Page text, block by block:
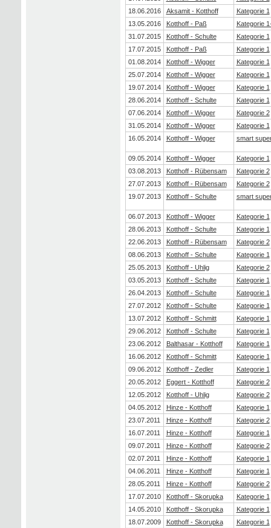
18.06.2016
Aksamit - Kotthoff
Kategorie 1
13.05.2016
Kotthoff - Paß
Kategorie
31.07.2015
Kotthoff - Schulte
Kategorie 1
17.07.2015
Kotthoff - Paß
Kategorie 1
01.08.2014
Kotthoff - Wigger
Kategorie 1
25.07.2014
Kotthoff - Wigger
Kategorie 1
19.07.2014
Kotthoff - Wigger
Kategorie 1
28.06.2014
Kotthoff - Schulte
Kategorie 1
07.06.2014
Kotthoff - Wigger
Kategorie 2
31.05.2014
Kotthoff - Wigger
Kategorie 1
16.05.2014
Kotthoff - Wigger smart
09.05.2014 Kotthoff - Wigger
Kategorie 1
03.08.2013
Kotthoff - Rübensam
Kategorie 2
27.07.2013
Kotthoff - Rübensam
Kategorie 2
19.07.2013
Kotthoff - Schulte smart
06.07.2013 Kotthoff - Wigger
Kategorie 1
28.06.2013
Kotthoff - Schulte
Kategorie 1
22.06.2013
Kotthoff - Rübensam
Kategorie 2
08.06.2013
Kotthoff - Schulte
Kategorie 1
25.05.2013
Kotthoff - Uhlig
Kategorie 2
03.05.2013
Kotthoff - Schulte
Kategorie 1
26.04.2013
Kotthoff - Schulte
Kategorie 1
27.07.2012
Kotthoff - Schulte
Kategorie 1
13.07.2012
Kotthoff - Schmitt
Kategorie 1
29.06.2012
Kotthoff - Schulte
Kategorie 1
23.06.2012
Balthasar - Kotthoff
Kategorie 1
16.06.2012
Kotthoff - Schmitt
Kategorie 1
09.06.2012
Kotthoff - Zedler
Kategorie 1
20.05.2012
Eggert - Kotthoff
Kategorie 2
12.05.2012
Kotthoff - Uhlig
Kategorie 2
04.05.2012
Hinze - Kotthoff
Kategorie 1
23.07.2011
Hinze - Kotthoff
Kategorie 2
16.07.2011
Hinze - Kotthoff
Kategorie 1
09.07.2011
Hinze - Kotthoff
Kategorie 2
02.07.2011
Hinze - Kotthoff
Kategorie 1
04.06.2011
Hinze - Kotthoff
Kategorie 1
28.05.2011
Hinze - Kotthoff
Kategorie 2
17.07.2010
Kotthoff - Skorupka
Kategorie 1
14.05.2010
Kotthoff - Skorupka
Kategorie 1
18.07.2009
Kotthoff - Skorupka
Kategorie 1